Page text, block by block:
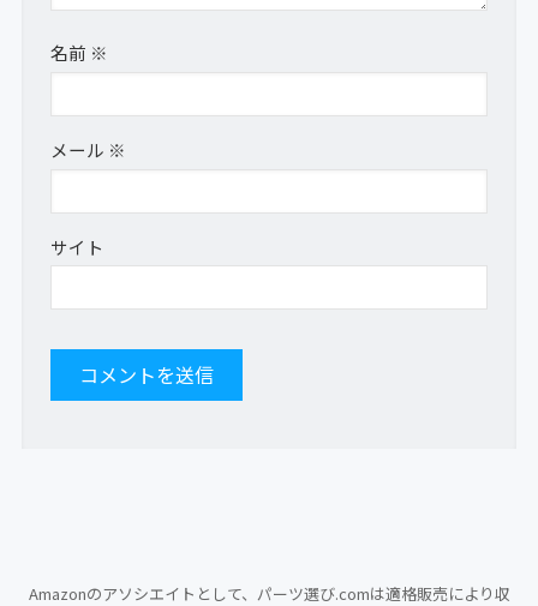
名前 ※
メール ※
サイト
Amazonのアソシエイトとして、パーツ選び.comは適格販売により収